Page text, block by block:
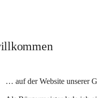
… auf der Website unserer